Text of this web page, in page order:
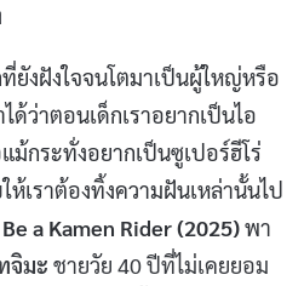
ยังฝังใจจนโตมาเป็นผู้ใหญ่หรือ
ด้ว่าตอนเด็กเราอยากเป็นไอ
กระทั่งอยากเป็นซูเปอร์ฮีโร่
ห้เราต้องทิ้งความฝันเหล่านั้นไป
a Kamen Rider (2025)พา
จิมะ ชายวัย 40 ปีที่ไม่เคยยอม